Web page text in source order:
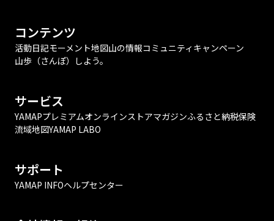
コンテンツ
活動日記モーメント地図山の情報コミュニティ キャンペーン
山歩（さんぽ）しよう。
サービス
YAMAPプレミアムオンラインストアマガジンふるさと納税保険
流域地図YAMAP LABO
サポート
YAMAP INFOヘルプセンター